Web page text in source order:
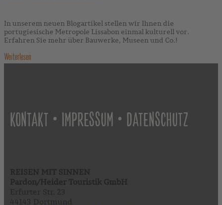
In unserem neuen Blogartikel stellen wir Ihnen die
portugiesische Metropole Lissabon einmal kulturell vor.
Erfahren Sie mehr über Bauwerke, Museen und Co.!
Weiterlesen
KONTAKT • IMPRESSUM • DATENSCHUTZ